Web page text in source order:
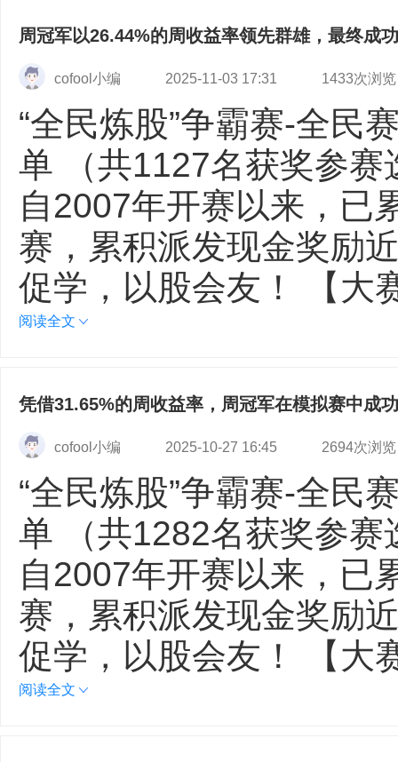
周冠军以26.44%的周收益率领先群雄，最终成
cofool小编 2025-11-03 17:31 1433次浏览
“全民炼股”争霸赛-全民
单 （共1127名获奖参
自2007年开赛以来，已
赛，累积派发现金奖励
促学，以股会友！ 【大
阅读全文
凭借31.65%的周收益率，周冠军在模拟赛中成
cofool小编 2025-10-27 16:45 2694次浏览
“全民炼股”争霸赛-全民
单 （共1282名获奖参
自2007年开赛以来，已
赛，累积派发现金奖励
促学，以股会友！ 【大
阅读全文